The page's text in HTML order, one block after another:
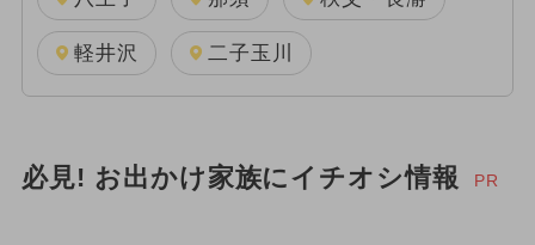
軽井沢 二子玉川
必見! お出かけ家族にイチオシ情報 PR